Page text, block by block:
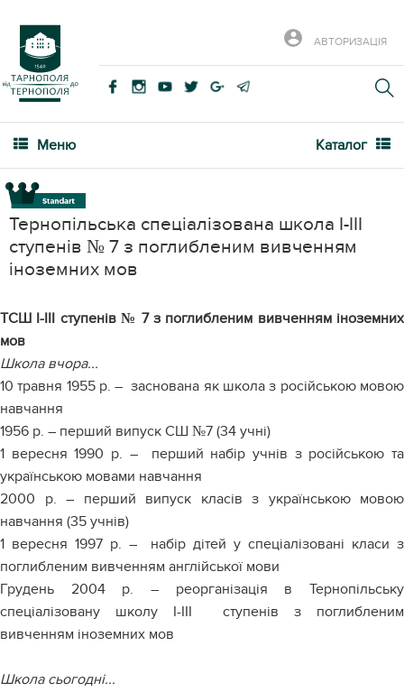
АВТОРИЗАЦІЯ
Меню Каталог
Тернопільська спеціалізована школа І-ІІІ
ступенів № 7 з поглибленим вивченням
іноземних мов
ТСШ І-ІІІ ступенів № 7 з поглибленим вивченням іноземних
мов
Школа вчора...
10 травня 1955 р. – заснована як школа з російською мовою
навчання
1956 р. – перший випуск СШ №7 (34 учні)
1 вересня 1990 р. – перший набір учнів з російською та
українською мовами навчання
2000 р. – перший випуск класів з українською мовою
навчання (35 учнів)
1 вересня 1997 р. – набір дітей у спеціалізовані класи з
поглибленим вивченням англійської мови
Грудень 2004 р. – реорганізація в Тернопільську
спеціалізовану школу І-ІІІ ступенів з поглибленим
вивченням іноземних мов
Школа сьогодні...